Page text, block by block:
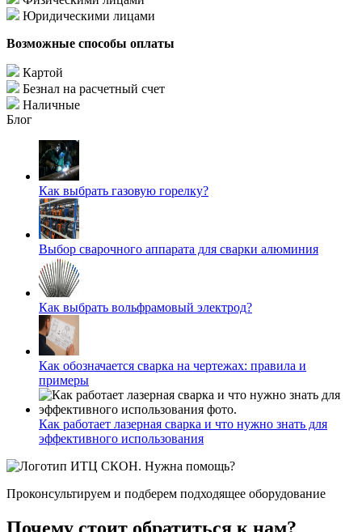
Юридическими лицами
Возможные способы оплаты
Картой
Безнал на расчетный счет
Наличные
Блог
Как выбрать газовую горелку?
Выбор сварочного аппарата для сварки алюминия
Как выбрать вольфрамовый электрод?
Как обозначается сварка на чертежах: правила и
примеры
Как работает лазерная сварка и что нужно знать для
эффективного использования
Нужна помощь?
Проконсультируем и подберем подходящее оборудование